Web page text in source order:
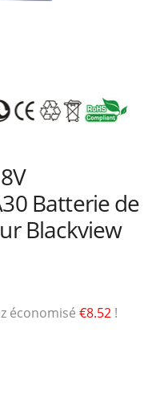
Batterie de
Blackview
économisé €8.52 !